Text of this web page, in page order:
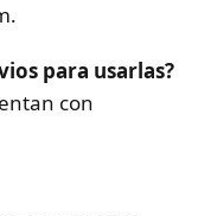
para usarlas?
con